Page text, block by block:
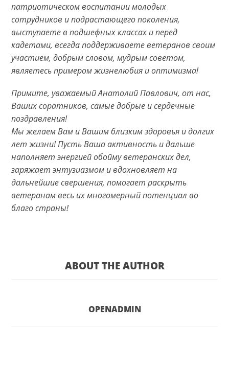
патриотическом воспитании молодых
сотрудников и подрастающего поколения,
выступаете в подшефных классах и перед
кадетами, всегда поддерживаете ветеранов своим
участием, добрым словом, мудрым советом,
являетесь примером жизнелюбия и оптимизма!
Примите, уважаемый Анатолий Павлович, от нас,
Ваших соратников, самые добрые и сердечные
поздравления!
Мы желаем Вам и Вашим близким здоровья и долгих
лет жизни! Пусть Ваша активность и дальше
наполняет энергией обойму ветеранских дел,
заряжает энтузиазмом и вдохновляет на
дальнейшие свершения, помогает раскрыть
ветеранам весь их многомерный потенциал во
благо страны!
ABOUT THE AUTHOR
OPENADMIN